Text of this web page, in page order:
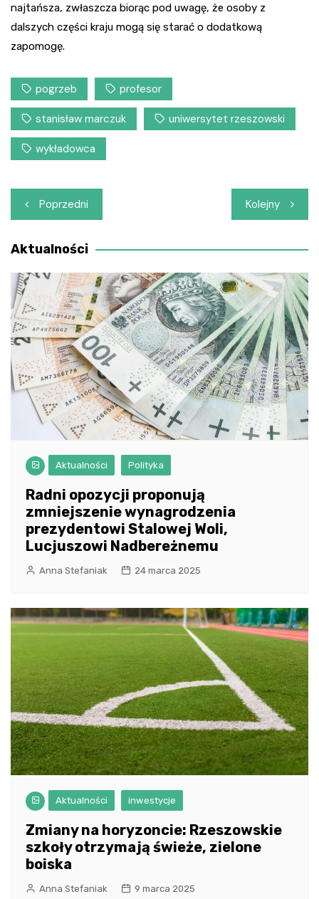
najtańsza, zwłaszcza biorąc pod uwagę, że osoby z
dalszych części kraju mogą się starać o dodatkową
zapomogę.
pogrzeb profesor
stanisław marczuk uniwersytet rzeszowski
wykładowca
Nawigacja
wpisu
Poprzedni Kolejny
Aktualności
Aktualności Polityka
Radni opozycji proponują
zmniejszenie wynagrodzenia
prezydentowi Stalowej Woli,
Lucjuszowi Nadbereżnemu
Anna Stefaniak 24 marca 2025
Aktualności inwestycje
Zmiany na horyzoncie: Rzeszowskie
szkoły otrzymają świeże, zielone
boiska
Anna Stefaniak 9 marca 2025